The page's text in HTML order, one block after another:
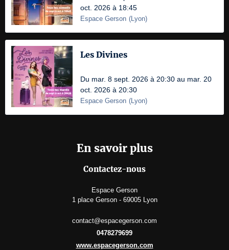
oct. 2026 à 18:45
Espace Gerson (Lyon)
Les Divines
Du mar. 8 sept. 2026 à 20:30 au mar. 20
oct. 2026 à 20:30
Espace Gerson (Lyon)
En savoir plus
Contactez-nous
Espace Gerson
1 place Gerson - 69005 Lyon
contact@espacegerson.com
0478279699
www.espacegerson.com